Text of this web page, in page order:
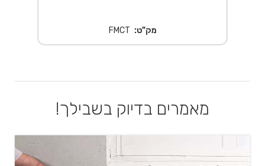
מק"ט: FMCT
מאמרים בדיוק בשבילך!